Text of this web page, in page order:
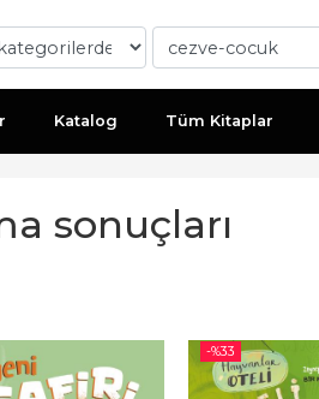
Katalog Tüm Kitaplar
sonuçları
-%33